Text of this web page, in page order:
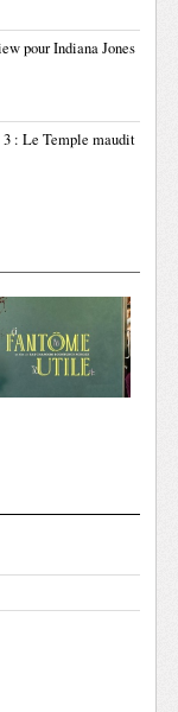
pour Indiana Jones
3 : Le Temple maudit